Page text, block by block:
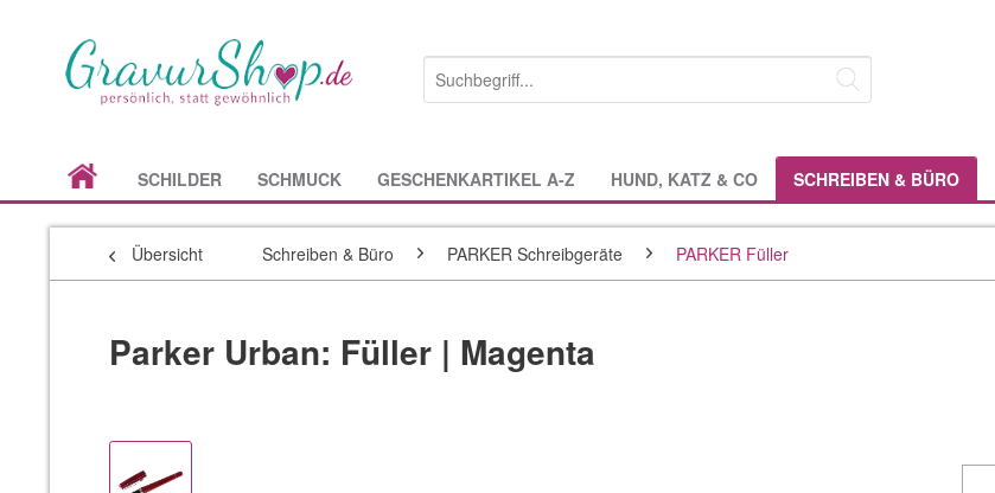
SCHILDER SCHMUCK GESCHENKARTIKEL A-Z HUND, KATZ & CO SCHREIBEN & BÜRO
Übersicht Schreiben & Büro PARKER Schreibgeräte PARKER Füller
Parker Urban: Füller | Magenta